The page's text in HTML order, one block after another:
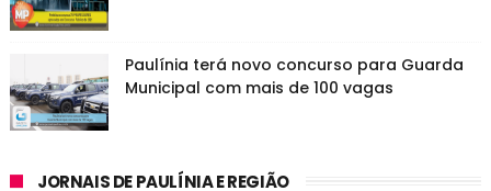
Paulínia terá novo concurso para Guarda
Municipal com mais de 100 vagas
JORNAIS DE PAULÍNIA E REGIÃO